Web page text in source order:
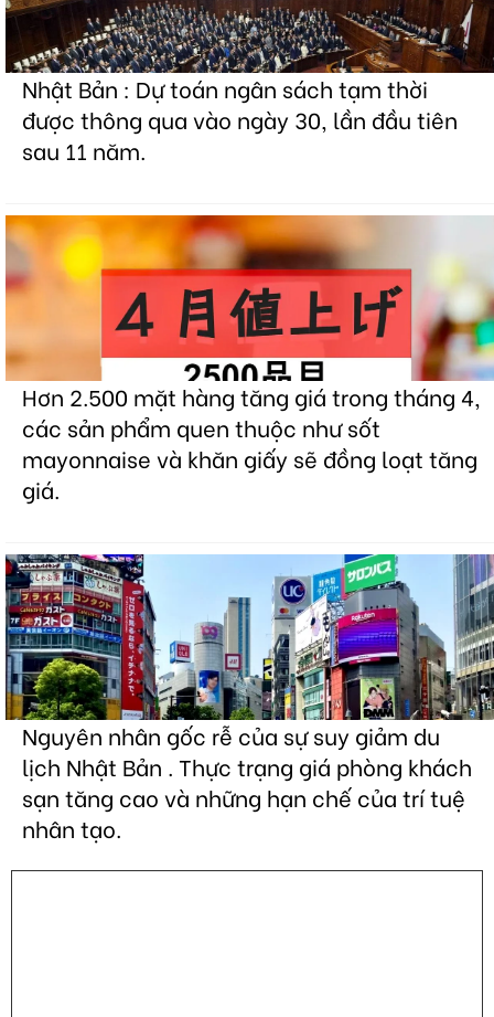
Nhật Bản : Dự toán ngân sách tạm thời
được thông qua vào ngày 30, lần đầu tiên
sau 11 năm.
Hơn 2.500 mặt hàng tăng giá trong tháng 4,
các sản phẩm quen thuộc như sốt
mayonnaise và khăn giấy sẽ đồng loạt tăng
giá.
Nguyên nhân gốc rễ của sự suy giảm du
lịch Nhật Bản . Thực trạng giá phòng khách
sạn tăng cao và những hạn chế của trí tuệ
nhân tạo.